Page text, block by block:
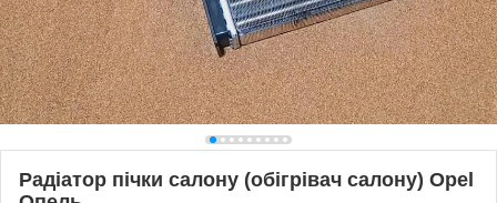
Радіатор пічки салону (обігрівач салону) Opel